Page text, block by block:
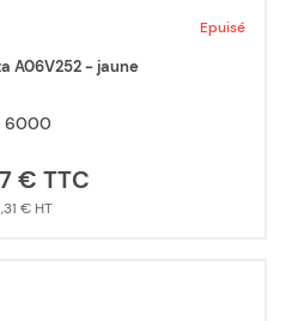
Epuisé
A06V252 - jaune
6000
€
€